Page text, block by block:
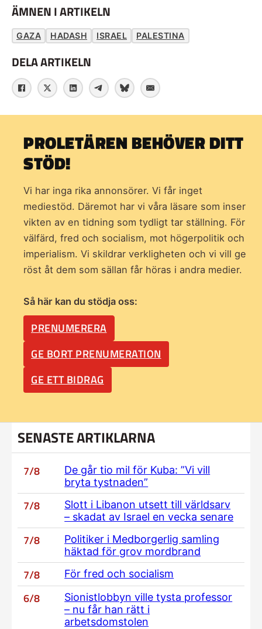
ÄMNEN I ARTIKELN
GAZA HADASH ISRAEL PALESTINA
DELA ARTIKELN
PROLETÄREN BEHÖVER DITT
STÖD!
Vi har inga rika annonsörer. Vi får inget
mediestöd. Däremot har vi våra läsare som inser
vikten av en tidning som tydligt tar ställning. För
välfärd, fred och socialism, mot högerpolitik och
imperialism. Vi skildrar verkligheten och vi vill ge
röst åt dem som sällan får höras i andra medier.
Så här kan du stödja oss:
PRENUMERERA
GE BORT PRENUMERATION
GE ETT BIDRAG
SENASTE ARTIKLARNA
7/8
De går tio mil för Kuba: ”Vi vill
bryta tystnaden”
7/8
Slott i Libanon utsett till världsarv
– skadat av Israel en vecka senare
7/8
Politiker i Medborgerlig samling
häktad för grov mordbrand
7/8 För fred och socialism
6/8
Sionistlobbyn ville tysta professor
– nu får han rätt i
arbetsdomstolen